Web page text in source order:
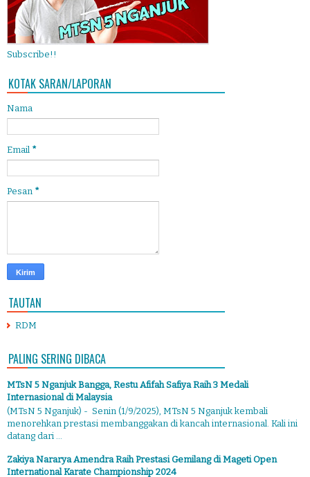
Subscribe!!
KOTAK SARAN/LAPORAN
Nama
Email *
Pesan *
TAUTAN
RDM
PALING SERING DIBACA
MTsN 5 Nganjuk Bangga, Restu Afifah Safiya Raih 3 Medali
Internasional di Malaysia
(MTsN 5 Nganjuk) - Senin (1/9/2025), MTsN 5 Nganjuk kembali
menorehkan prestasi membanggakan di kancah internasional. Kali ini
datang dari ...
Zakiya Nararya Amendra Raih Prestasi Gemilang di Mageti Open
International Karate Championship 2024